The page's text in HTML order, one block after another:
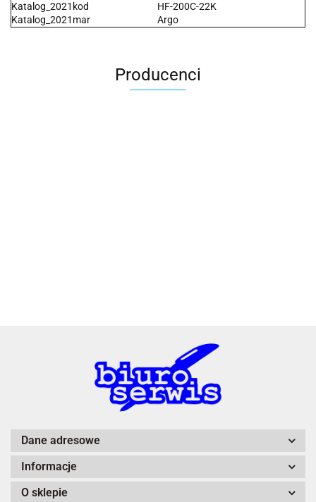
Katalog_2021kod
HF-200C-22K
Katalog_2021mar
Argo
Producenci
A4 Tech
Dane adresowe
Informacje
O sklepie